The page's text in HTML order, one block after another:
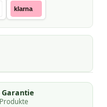
klarna
Garantie